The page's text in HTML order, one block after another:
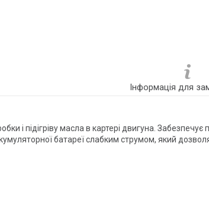
Інформація для
і підігріву масла в картері двигуна. Забезпечує
батареї слабким струмом, який